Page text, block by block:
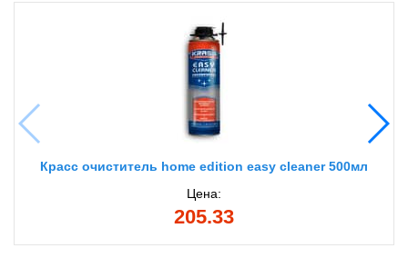
Красс очиститель home edition easy cleaner 500мл
Цена:
205.33